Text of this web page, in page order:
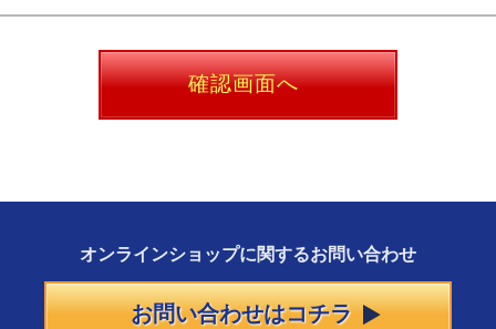
確認画面へ
オンラインショップに関するお問い合わせ
お問い合わせはコチラ